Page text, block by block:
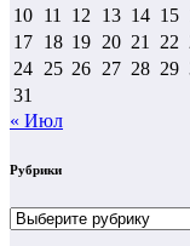
10 11 12 13 14 15
17 18 19 20 21 22
24 25 26 27 28 29
31
« Июл
Рубрики
Рубрики